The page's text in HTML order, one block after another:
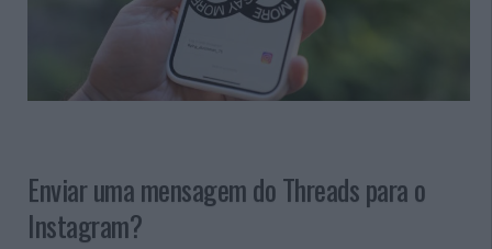
Enviar uma mensagem do Threads para o
Instagram?